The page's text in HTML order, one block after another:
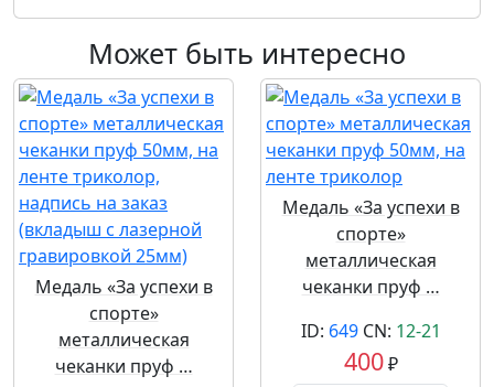
Может быть интересно
Медаль «За успехи в
спорте»
металлическая
чеканки пруф …
Медаль «За успехи в
спорте»
металлическая
чеканки пруф …
ID: 649CN: 12-21
400₽